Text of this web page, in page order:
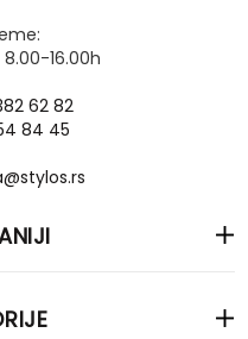
16.00h
62 82
84 45